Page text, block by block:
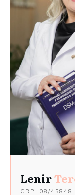
Lenir
CRP 08/46848